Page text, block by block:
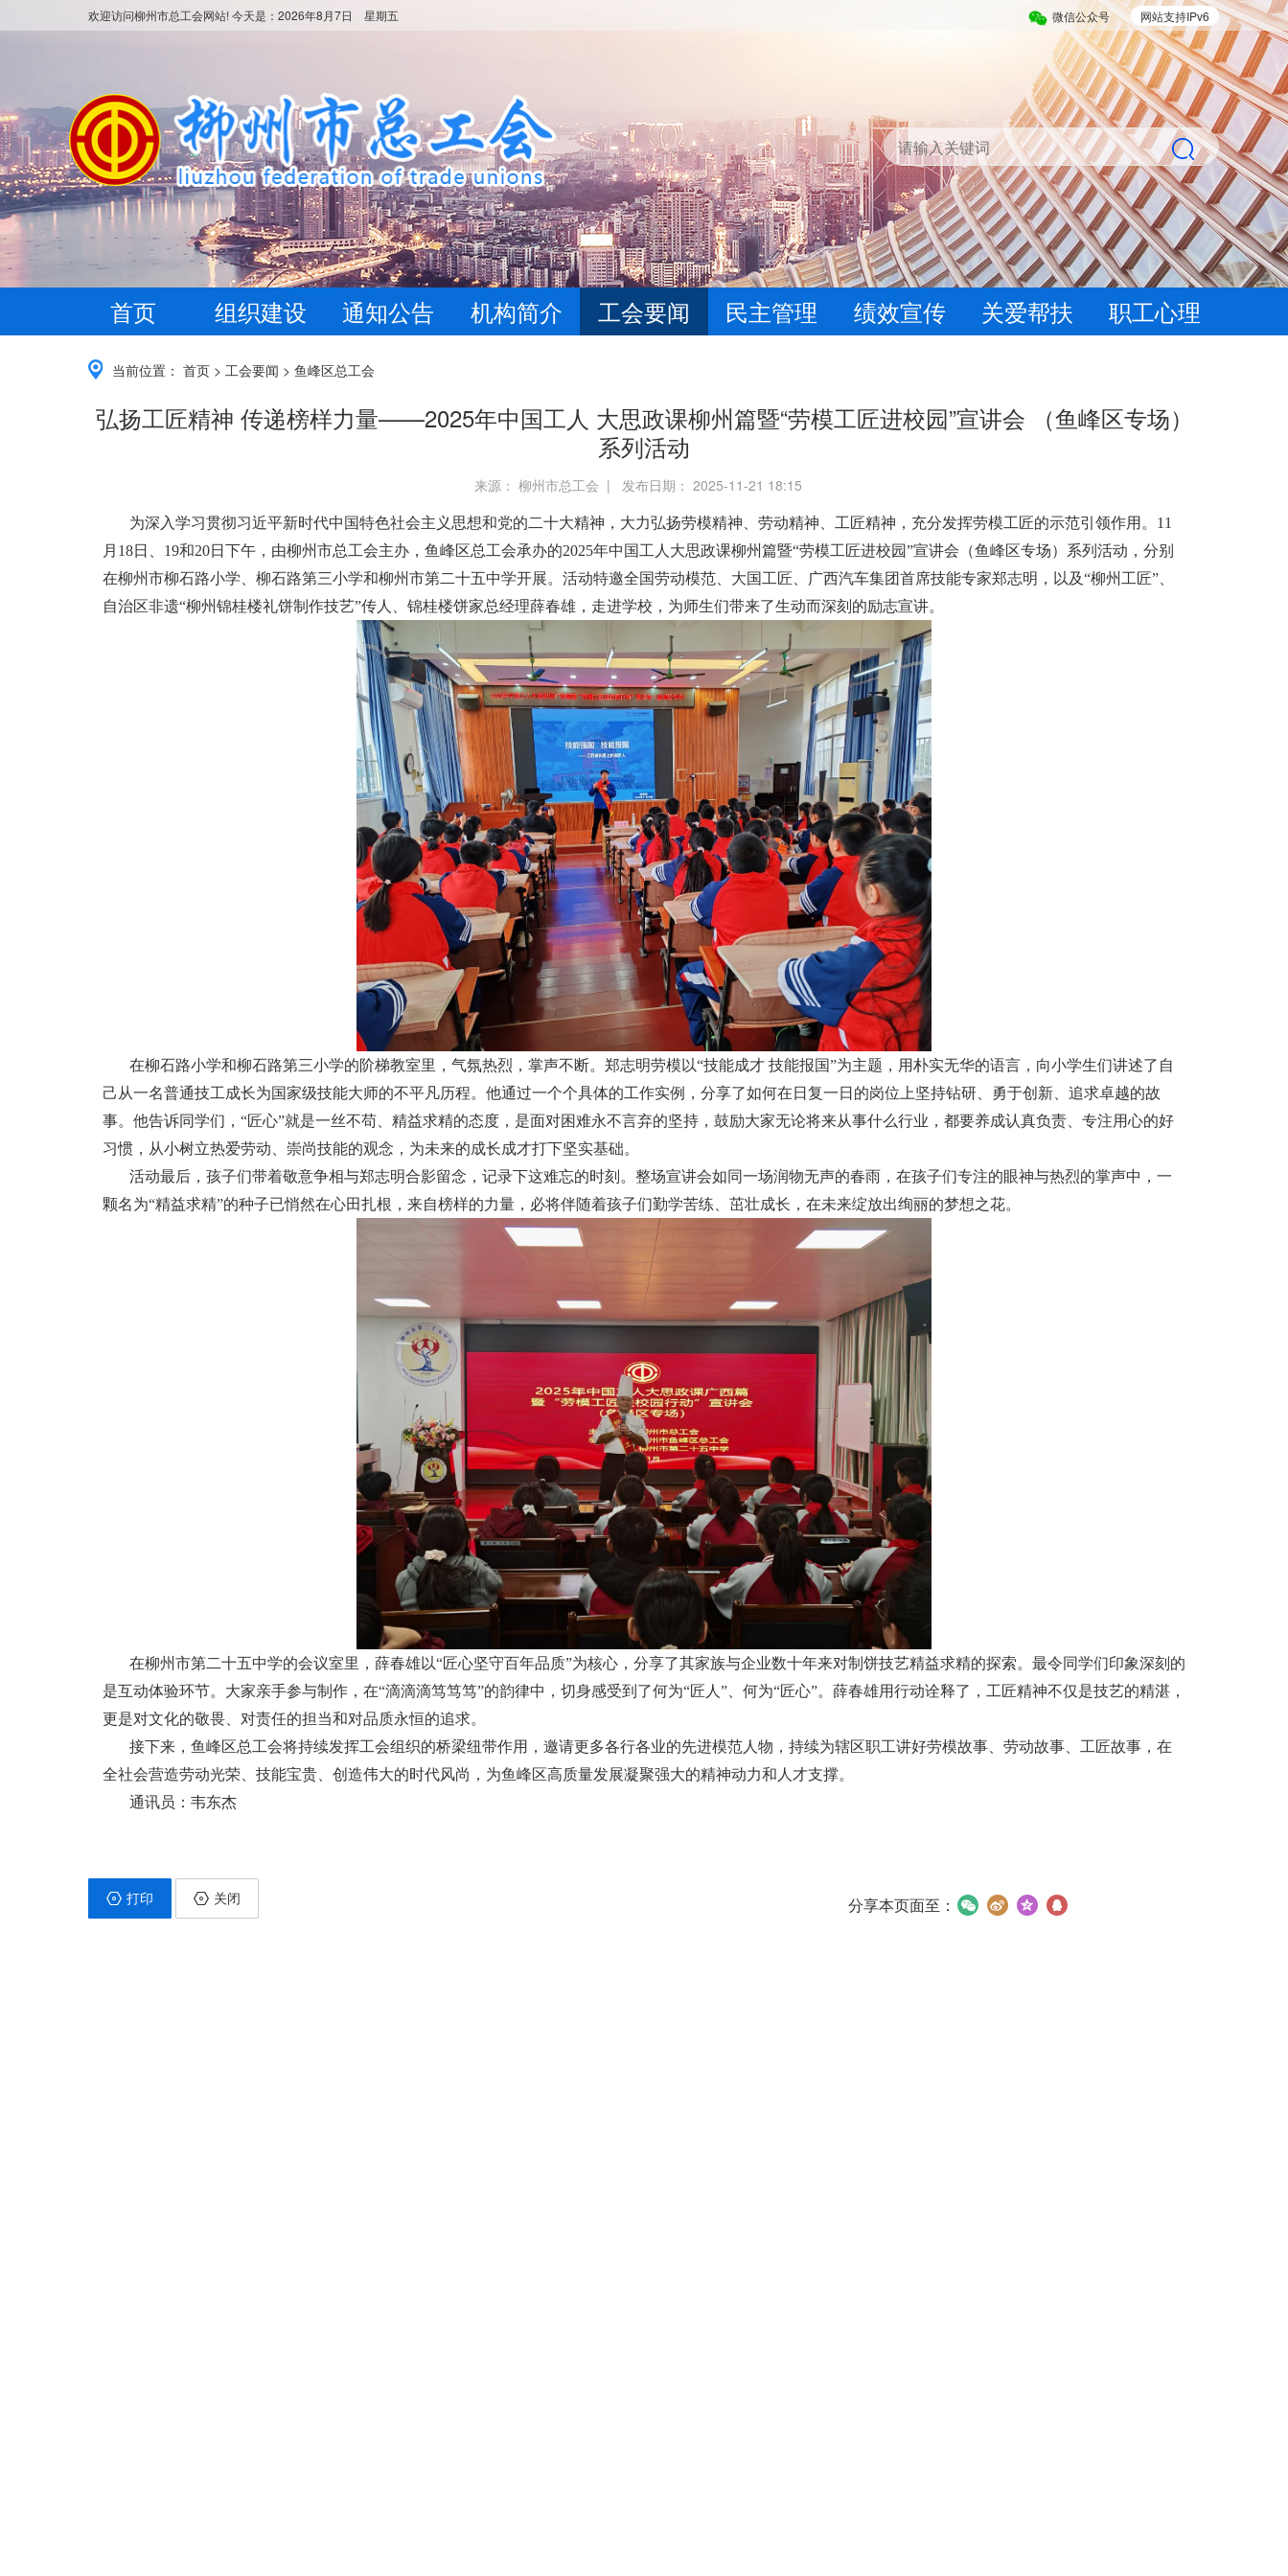
网站支持IPv6
微信公众号
欢迎访问柳州市总工会网站! 今天是： 2026年8月7日 星期五
首页 组织建设 通知公告 机构简介 工会要闻 民主管理 绩效宣传 关爱帮扶 职工心理
当前位置： 首页 > 工会要闻 > 鱼峰区总工会
弘扬工匠精神 传递榜样力量——2025年中国工人 大思政课柳州篇暨“劳模工匠进校园”宣讲会 （鱼峰区专场）
系列活动
来源： 柳州市总工会 | 发布日期： 2025-11-21 18:15
为深入学习贯彻习近平新时代中国特色社会主义思想和党的二十大精神，大力弘扬劳模精神、劳动精神、工匠精神，充分发挥劳模工匠的示范引领作用。11
月18日、19和20日下午，由柳州市总工会主办，鱼峰区总工会承办的2025年中国工人大思政课柳州篇暨“劳模工匠进校园”宣讲会（鱼峰区专场）系列活动，分别
在柳州市柳石路小学、柳石路第三小学和柳州市第二十五中学开展。活动特邀全国劳动模范、大国工匠、广西汽车集团首席技能专家郑志明，以及“柳州工匠”、
自治区非遗“柳州锦桂楼礼饼制作技艺”传人、锦桂楼饼家总经理薛春雄，走进学校，为师生们带来了生动而深刻的励志宣讲。
在柳石路小学和柳石路第三小学的阶梯教室里，气氛热烈，掌声不断。郑志明劳模以“技能成才 技能报国”为主题，用朴实无华的语言，向小学生们讲述了自
己从一名普通技工成长为国家级技能大师的不平凡历程。他通过一个个具体的工作实例，分享了如何在日复一日的岗位上坚持钻研、勇于创新、追求卓越的故
事。他告诉同学们，“匠心”就是一丝不苟、精益求精的态度，是面对困难永不言弃的坚持，鼓励大家无论将来从事什么行业，都要养成认真负责、专注用心的好
习惯，从小树立热爱劳动、崇尚技能的观念，为未来的成长成才打下坚实基础。
活动最后，孩子们带着敬意争相与郑志明合影留念，记录下这难忘的时刻。整场宣讲会如同一场润物无声的春雨，在孩子们专注的眼神与热烈的掌声中，一
颗名为“精益求精”的种子已悄然在心田扎根，来自榜样的力量，必将伴随着孩子们勤学苦练、茁壮成长，在未来绽放出绚丽的梦想之花。
在柳州市第二十五中学的会议室里，薛春雄以“匠心坚守百年品质”为核心，分享了其家族与企业数十年来对制饼技艺精益求精的探索。最令同学们印象深刻的
是互动体验环节。大家亲手参与制作，在“滴滴滴笃笃笃”的韵律中，切身感受到了何为“匠人”、何为“匠心”。薛春雄用行动诠释了，工匠精神不仅是技艺的精湛，
更是对文化的敬畏、对责任的担当和对品质永恒的追求。
接下来，鱼峰区总工会将持续发挥工会组织的桥梁纽带作用，邀请更多各行各业的先进模范人物，持续为辖区职工讲好劳模故事、劳动故事、工匠故事，在
全社会营造劳动光荣、技能宝贵、创造伟大的时代风尚，为鱼峰区高质量发展凝聚强大的精神动力和人才支撑。
通讯员：韦东杰
打印 关闭 分享本页面至：